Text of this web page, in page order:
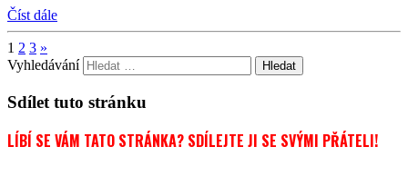
Číst dále
1 2 3 »
Vyhledávání
Sdílet tuto stránku
LÍBÍ SE VÁM TATO STRÁNKA? SDÍLEJTE JI SE SVÝMI PŘÁTELI!